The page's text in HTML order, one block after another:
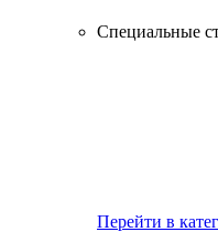
Специальные
Перейти в